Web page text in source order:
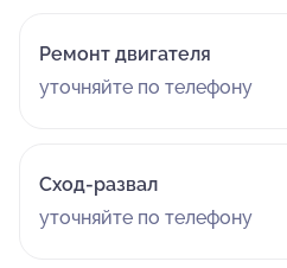
Ремонт двигателя
уточняйте по телефону
Сход-развал
уточняйте по телефону